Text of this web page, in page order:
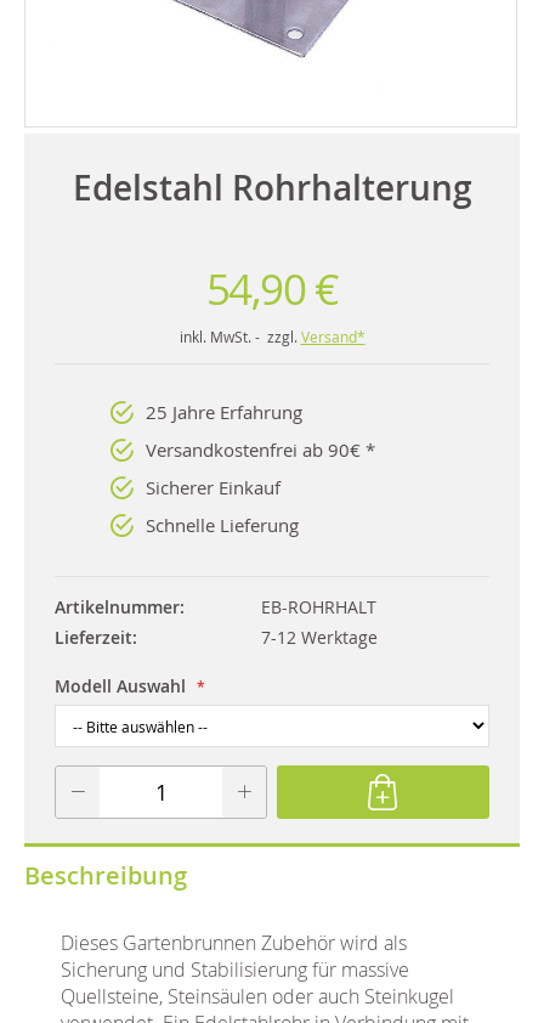
Edelstahl Rohrhalterung
54,90 €
inkl. MwSt. - zzgl. Versand*
25 Jahre Erfahrung
Versandkostenfrei ab 90€ *
Sicherer Einkauf
Schnelle Lieferung
Artikelnummer
EB-ROHRHALT
Lieferzeit
7-12 Werktage
Modell Auswahl
Beschreibung
Dieses Gartenbrunnen Zubehör wird als
Sicherung und Stabilisierung für massive
Quellsteine, Steinsäulen oder auch Steinkugel